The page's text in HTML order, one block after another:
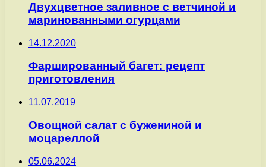
Двухцветное заливное с ветчиной и
маринованными огурцами
14.12.2020
Фаршированный багет: рецепт
приготовления
11.07.2019
Овощной салат с бужениной и
моцареллой
05.06.2024